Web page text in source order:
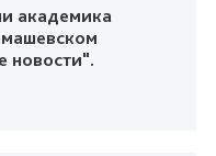
академика
новости".